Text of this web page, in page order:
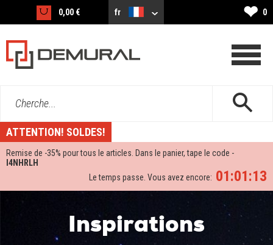
0,00 € fr ❤ 0
Cherche...
ATTENTION! SOLDES!
Remise de -35% pour tous le articles. Dans le panier, tape le code -
I4NHRLH
01:01:13
Le temps passe. Vous avez encore:
Inspirations